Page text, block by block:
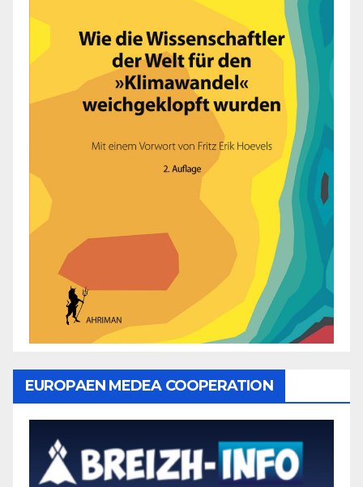
EUROPAEN MEDEA COOPERATION